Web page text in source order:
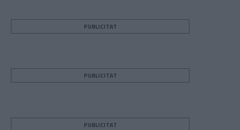
PUBLICITAT
PUBLICITAT
PUBLICITAT